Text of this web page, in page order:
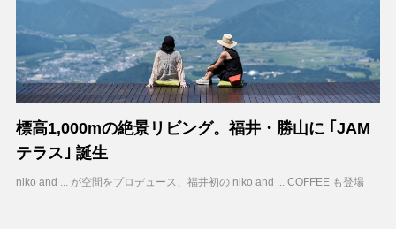
標高1,000mの絶景リビング。福井・勝山に ｢JAM
テラス｣ 誕生
niko and ... が空間をプロデュース、福井初の niko and ... COFFEE も登場